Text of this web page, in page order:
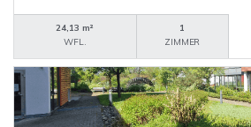
24,13 m²
WFL.
1
ZIMMER